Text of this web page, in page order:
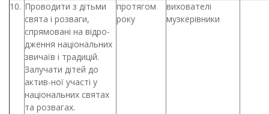
10. Проводити з дітьми
свята і розваги,
спрямовані на відро-
дження національних
звичаїв і традицій.
Залучати дітей до
актив-ної участі у
національних святах
та розвагах.
протягом
року
вихователі
музкерівники